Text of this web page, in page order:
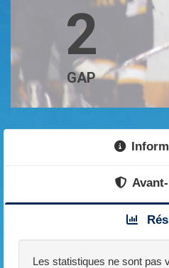
2
GAP
Les statistiques ne sont pas